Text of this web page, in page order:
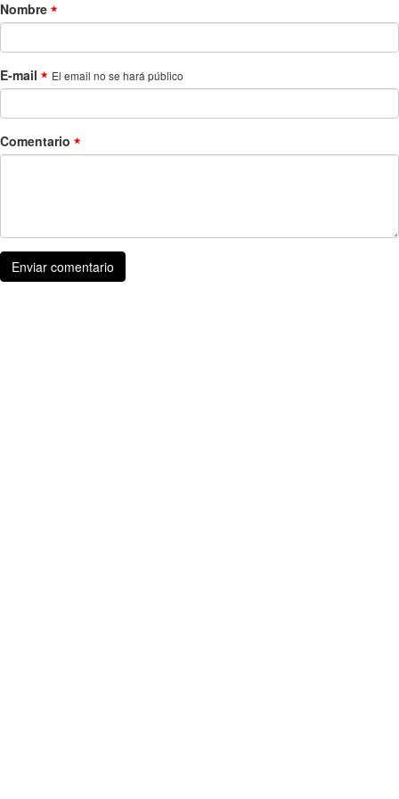
Nombre
E-mail El email no se hará público
Comentario